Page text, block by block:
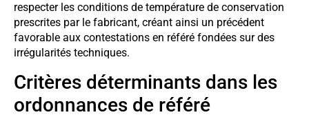
respecter les conditions de température de conservation
prescrites par le fabricant, créant ainsi un précédent
favorable aux contestations en référé fondées sur des
irrégularités techniques.
Critères déterminants dans les
ordonnances de référé